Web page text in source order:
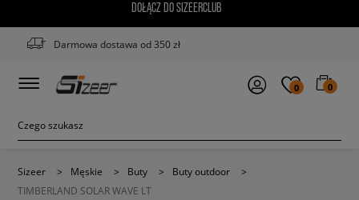
DOŁĄCZ DO SIZEERCLUB
Darmowa dostawa od 350 zł
0 0
Sizeer > Męskie > Buty > Buty outdoor
>
TIMBERLAND SOLAR WAVE LT